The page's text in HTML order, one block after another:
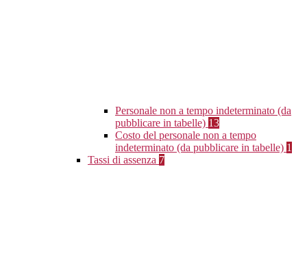
Personale non a tempo indeterminato (da
pubblicare in tabelle) 13
Costo del personale non a tempo
indeterminato (da pubblicare in tabelle) 1
Tassi di assenza 7